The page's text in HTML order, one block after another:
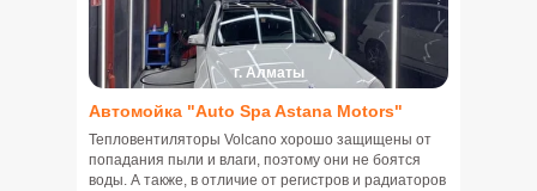
Автомойка "Auto Spa Astana Motors"
г. Алматы
Тепловентиляторы Volcano хорошо защищены от
попадания пыли и влаги, поэтому они не боятся
воды. А также, в отличие от регистров и радиаторов